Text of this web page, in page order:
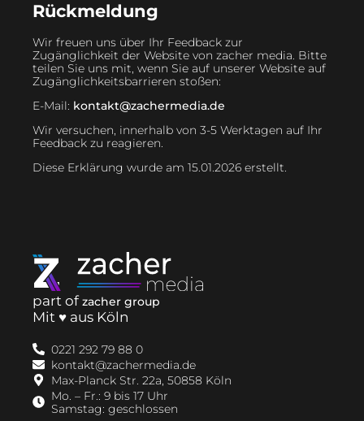
Rückmeldung
Wir freuen uns über Ihr Feedback zur
Zugänglichkeit der Website von zacher media. Bitte
teilen Sie uns mit, wenn Sie auf unserer Website auf
Zugänglichkeitsbarrieren stoßen:
E-Mail: kontakt@zachermedia.de
Wir versuchen, innerhalb von 3-5 Werktagen auf Ihr
Feedback zu reagieren.
Diese Erklärung wurde am 15.01.2026 erstellt.
part ofzacher group
Mit ♥ aus Köln
0221 292 79 88 0
kontakt@zachermedia.de
Max-Planck Str. 22a, 50858 Köln
Mo. – Fr.: 9 bis 17 Uhr
Samstag: geschlossen